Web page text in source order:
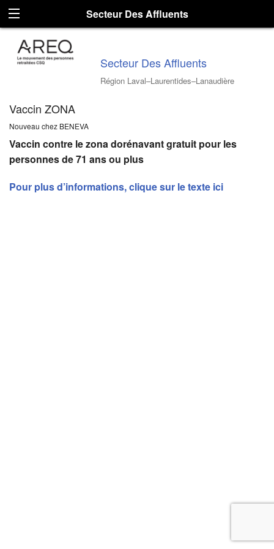
Secteur Des Affluents
Secteur Des Affluents
Région Laval–Laurentides–Lanaudière
Vaccin ZONA
Nouveau chez BENEVA
Vaccin contre le zona dorénavant gratuit pour les
personnes de 71 ans ou plus
Pour plus d’informations, clique sur le texte ici